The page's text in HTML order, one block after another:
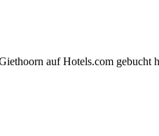
auf Hotels.com gebucht